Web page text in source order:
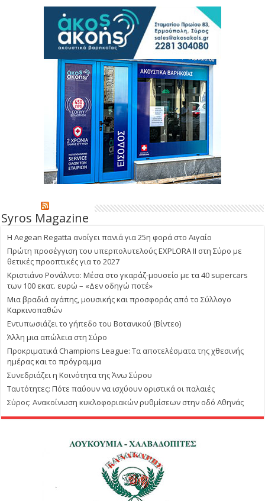
Syros Magazine
Η Aegean Regatta ανοίγει πανιά για 25η φορά στο Αιγαίο
Πρώτη προσέγγιση του υπερπολυτελούς EXPLORA II στη Σύρο με
θετικές προοπτικές για το 2027
Κριστιάνο Ρονάλντο: Μέσα στο γκαράζ-μουσείο με τα 40 supercars
των 100 εκατ. ευρώ – «Δεν οδηγώ ποτέ»
Μια βραδιά αγάπης, μουσικής και προσφοράς από το Σύλλογο
Καρκινοπαθών
Εντυπωσιάζει το γήπεδο του Βοτανικού (Βίντεο)
Άλλη μια απώλεια στη Σύρο
Προκριματικά Champions League: Τα αποτελέσματα της χθεσινής
ημέρας και το πρόγραμμα
Συνεδριάζει η Κοινότητα της Άνω Σύρου
Ταυτότητες: Πότε παύουν να ισχύουν οριστικά οι παλαιές
Σύρος: Ανακοίνωση κυκλοφοριακών ρυθμίσεων στην οδό Αθηνάς